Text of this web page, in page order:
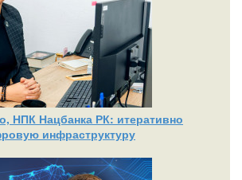
НПК Нацбанка РК: итеративно
инфраструктуру